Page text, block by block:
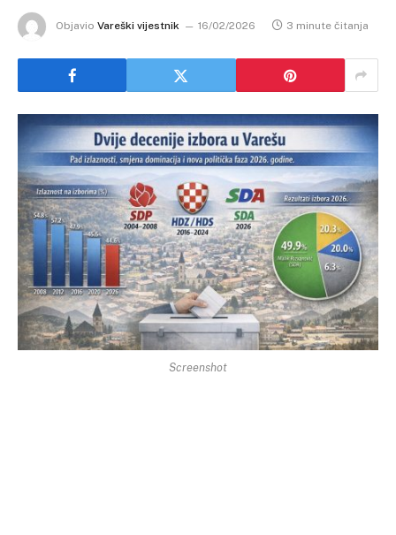
Objavio Vareški vijestnik 16/02/2026 3 minute čitanja
Screenshot